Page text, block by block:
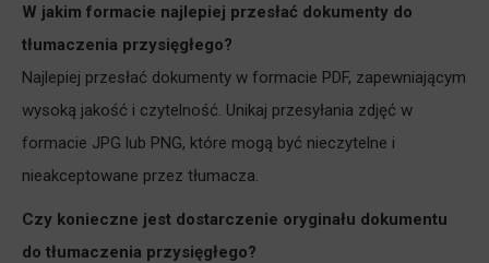
W jakim formacie najlepiej przesłać dokumenty do
tłumaczenia przysięgłego?
Najlepiej przesłać dokumenty w formacie PDF, zapewniającym
wysoką jakość i czytelność. Unikaj przesyłania zdjęć w
formacie JPG lub PNG, które mogą być nieczytelne i
nieakceptowane przez tłumacza.
Czy konieczne jest dostarczenie oryginału dokumentu
do tłumaczenia przysięgłego?